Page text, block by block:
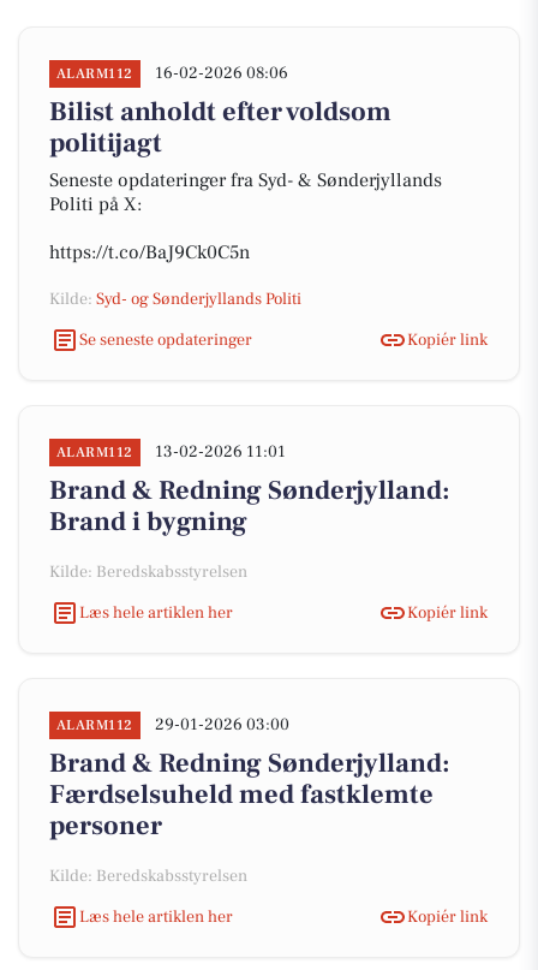
ALARM112 16-02-2026 08:06
Bilist anholdt efter voldsom
politijagt
Seneste opdateringer fra Syd- & Sønderjyllands
Politi på X:
https://t.co/BaJ9Ck0C5n
Kilde: Syd- og Sønderjyllands Politi
Se seneste opdateringer
Kopiér link
ALARM112 13-02-2026 11:01
Brand & Redning Sønderjylland:
Brand i bygning
Kilde: Beredskabsstyrelsen
Læs hele artiklen her
Kopiér link
ALARM112 29-01-2026 03:00
Brand & Redning Sønderjylland:
Færdselsuheld med fastklemte
personer
Kilde: Beredskabsstyrelsen
Læs hele artiklen her
Kopiér link